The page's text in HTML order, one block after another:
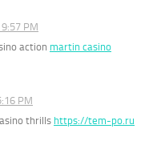
PM
action martin casino
PM
thrills https://tem-po.ru